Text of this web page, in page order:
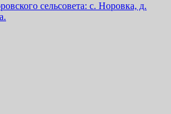
сельсовета: с. Норовка, д.